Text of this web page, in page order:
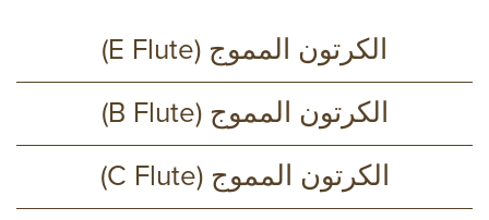
الكرتون المموج (E Flute)
الكرتون المموج (B Flute)
الكرتون المموج (C Flute)